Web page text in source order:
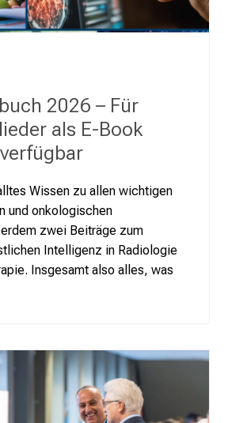
2026 – Für
als E-Book
Wissen zu allen wichtigen
und onkologischen
zwei Beiträge zum
Intelligenz in Radiologie
Insgesamt also alles, was